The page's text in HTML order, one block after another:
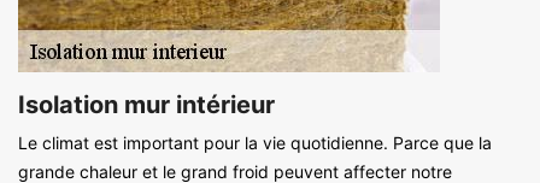
Isolation mur intérieur
Le climat est important pour la vie quotidienne. Parce que la
grande chaleur et le grand froid peuvent affecter notre